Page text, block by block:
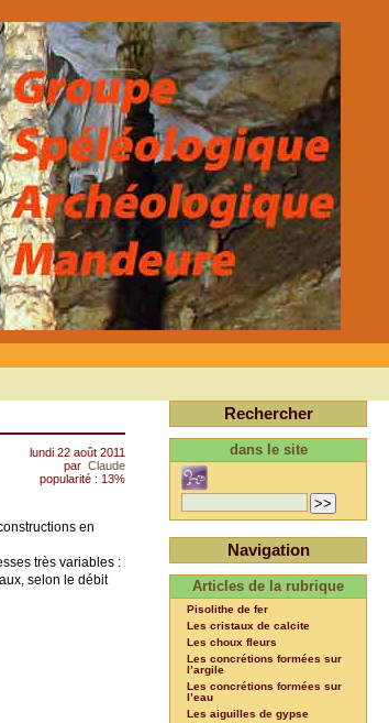
lundi 22 août 2011
par Claude
popularité : 13%
en
très variables :
selon le débit
Rechercher
dans le site
Navigation
Articles de la rubrique
Pisolithe de fer
Les cristaux de calcite
Les choux fleurs
Les concrétions formées sur
l’argile
Les concrétions formées sur
l’eau
Les aiguilles de gypse